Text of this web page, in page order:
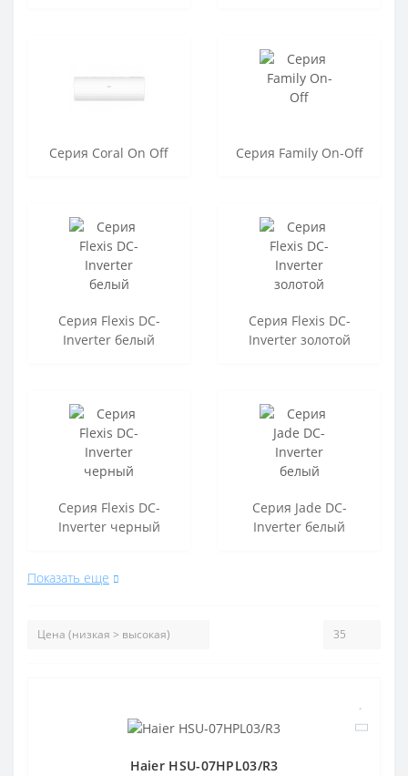
Серия Coral On Off Серия Family On-Off
Серия Flexis DC-
Inverter белый
Серия Flexis DC-
Inverter золотой
Серия Flexis DC-
Inverter черный
Серия Jade DC-
Inverter белый
Показать еще
Haier HSU-07HPL03/R3